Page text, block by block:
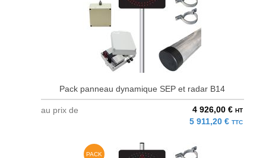
Pack panneau dynamique SEP et radar B14
au prix de 4 926,00 € HT
5 911,20 € TTC
PACK